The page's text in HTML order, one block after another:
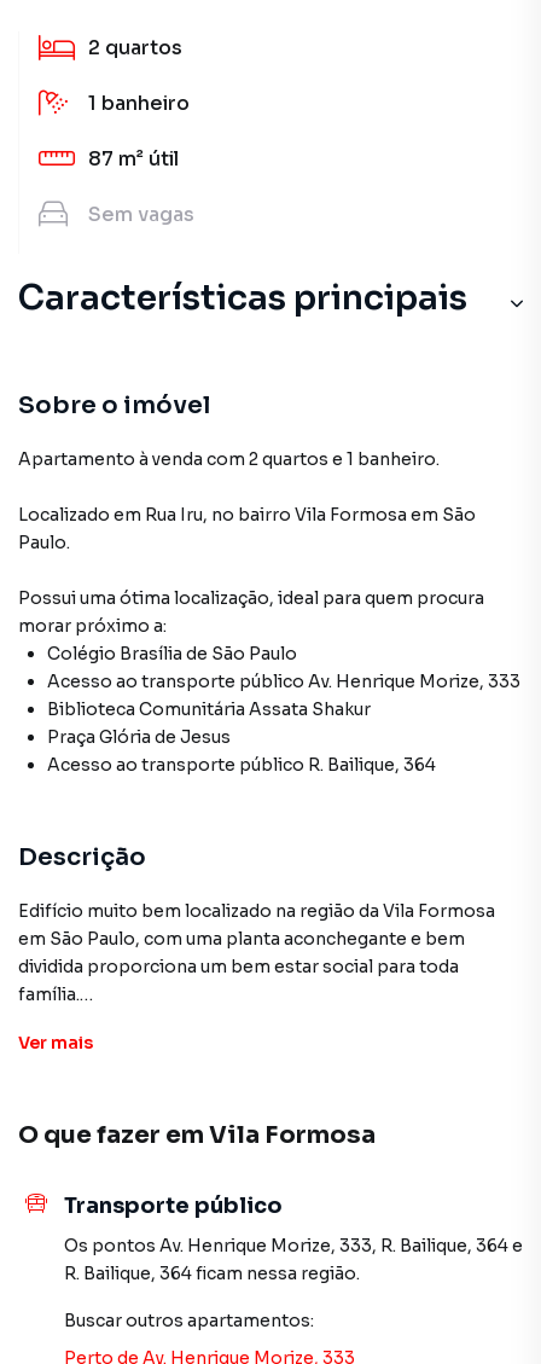
2 quartos
1 banheiro
87 m² útil
Sem vagas
Características principais
Sobre o imóvel
Apartamento à venda com 2 quartos e 1 banheiro.
Localizado em Rua Iru, no bairro Vila Formosa em São
Paulo.
Possui uma ótima localização, ideal para quem procura
morar próximo a:
Colégio Brasília de São Paulo
Acesso ao transporte público Av. Henrique Morize, 333
Biblioteca Comunitária Assata Shakur
Praça Glória de Jesus
Acesso ao transporte público R. Bailique, 364
Descrição
Edifício muito bem localizado na região da Vila Formosa
em São Paulo, com uma planta aconchegante e bem
dividida proporciona um bem estar social para toda
família.
Idealizado com pensamentos nas necessidades do dia a
1 banheiro
Apartamento de 45m² + 37m² de garden
Area construida 87 m²
Vila Formosa, em São Paulo. Não encontrou o que
procurava ou deseja mais informações sobre
Ver mais
O que fazer em Vila Formosa
Transporte público
Os pontos Av. Henrique Morize, 333, R. Bailique, 364e
R. Bailique, 364ficam nessa região.
Buscar outros apartamentos:
Perto de Av. Henrique Morize, 333